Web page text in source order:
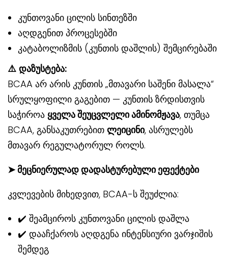
კუნთოვანი ცილის სინთეზში
აღდგენით პროცესებში
კატაბოლიზმის (კუნთის დაშლის) შემცირებაში
⚠ დაზუსტება:
BCAA არ არის კუნთის „მთავარი საშენი მასალა“
სრულყოფილი გაგებით — კუნთის ზრდისთვის
საჭიროა ყველა შეუცვლელი ამინომჟავა, თუმცა
BCAA, განსაკუთრებით ლეიცინი, ასრულებს
მთავარ რეგულატორულ როლს.
➤ მეცნიერულად დადასტურებული ეფექტები
კვლევების მიხედვით, BCAA-ს შეუძლია:
✔️ შეამციროს კუნთოვანი ცილის დაშლა
✔️ დააჩქაროს აღდგენა ინტენსიური ვარჯიშის
შემდეგ